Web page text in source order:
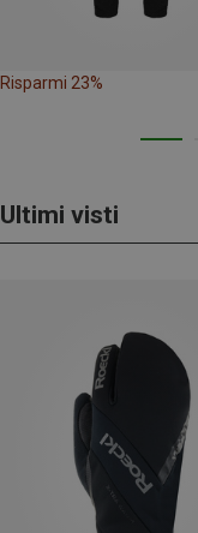
Risparmi 23%
Ultimi visti